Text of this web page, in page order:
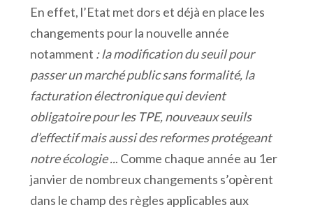
En effet, l’Etat met dors et déjà en place les
changements pour la nouvelle année
notamment : la modification du seuil pour
passer un marché public sans formalité, la
facturation électronique qui devient
obligatoire pour les TPE, nouveaux seuils
d’effectif mais aussi des reformes protégeant
notre écologie ... Comme chaque année au 1er
janvier de nombreux changements s’opèrent
dans le champ des règles applicables aux